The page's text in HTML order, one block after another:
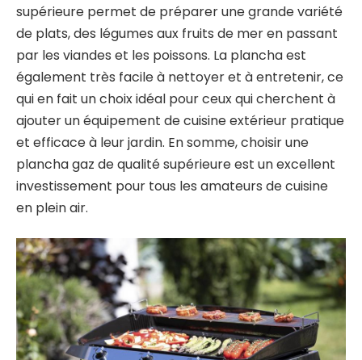
supérieure permet de préparer une grande variété
de plats, des légumes aux fruits de mer en passant
par les viandes et les poissons. La plancha est
également très facile à nettoyer et à entretenir, ce
qui en fait un choix idéal pour ceux qui cherchent à
ajouter un équipement de cuisine extérieur pratique
et efficace à leur jardin. En somme, choisir une
plancha gaz de qualité supérieure est un excellent
investissement pour tous les amateurs de cuisine
en plein air.